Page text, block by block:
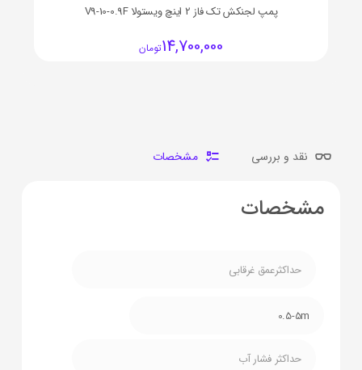
پمپ لجنکش تک فاز 2 اینچ ویستولا V9-10-0.9F
14,700,000تومان
نقد و بررسی مشخصات
مشخصات
حداکثرعمق غرقابی
0.5-5m
حداکثر فشار آب